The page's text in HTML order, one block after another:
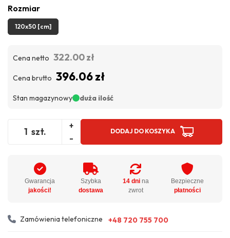
Rozmiar
120x50 [cm]
Cena netto 322.00 zł
Cena brutto 396.06 zł
Stan magazynowy duża ilość
szt.
+
-
DODAJ DO KOSZYKA
Gwarancja
jakości!
Szybka
dostawa
14 dnina
zwrot
Bezpieczne
płatności
Zamówienia telefoniczne +48 720 755 700